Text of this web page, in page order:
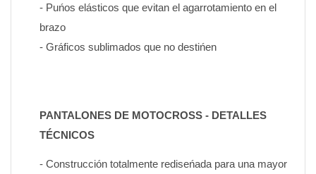
- Puńos elásticos que evitan el agarrotamiento en el
brazo
- Gráficos sublimados que no destińen
PANTALONES DE MOTOCROSS - DETALLES
TÉCNICOS
- Construcción totalmente rediseńada para una mayor